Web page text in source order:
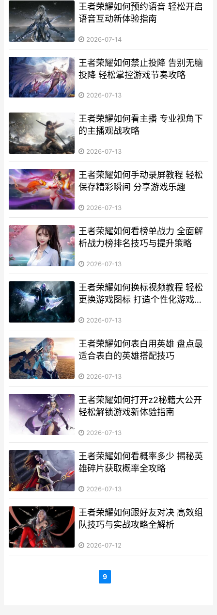
王者荣耀如何预约语音 轻松开启
语音互动新体验指南
2026-07-14
王者荣耀如何禁止投降 告别无脑
投降 轻松掌控游戏节奏攻略
2026-07-13
王者荣耀如何看主播 专业视角下
的主播观战攻略
2026-07-13
王者荣耀如何手动录屏教程 轻松
保存精彩瞬间 分享游戏乐趣
2026-07-13
王者荣耀如何看榜单战力 全面解
析战力榜排名技巧与提升策略
2026-07-13
王者荣耀如何换标视频教程 轻松
更换游戏图标 打造个性化游戏体
2026-07-13
王者荣耀如何表白用英雄 盘点最
适合表白的英雄搭配技巧
2026-07-13
王者荣耀如何打开z2秘籍大公开
轻松解锁游戏新体验指南
2026-07-13
王者荣耀如何看概率多少 揭秘英
雄碎片获取概率全攻略
2026-07-13
王者荣耀如何跟好友对决 高效组
队技巧与实战攻略全解析
2026-07-12
9